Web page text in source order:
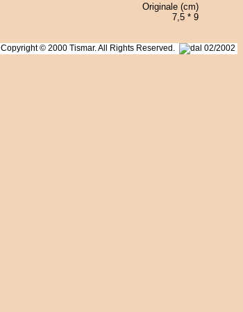
Originale (cm)
7,5 * 9
Copyright © 2000 Tismar. All Rights Reserved.